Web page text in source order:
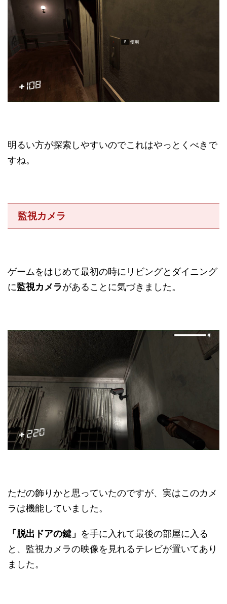
明るい方が探索しやすいのでこれはやっとくべきで
すね。
監視カメラ
ゲームをはじめて最初の時にリビングとダイニング
に監視カメラがあることに気づきました。
ただの飾りかと思っていたのですが、実はこのカメ
ラは機能していました。
「脱出ドアの鍵」 を手に入れて最後の部屋に入る
と、監視カメラの映像を見れるテレビが置いてあり
ました。